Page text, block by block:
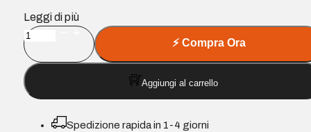
Leggi di più
Samsung
JC96-
06292A/JC93-
01540A
Compatibile
⚡Compra Ora
Aggiungi al carrello
Spedizione rapida in 1-4 giorni